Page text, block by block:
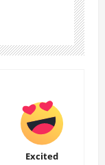
Excited